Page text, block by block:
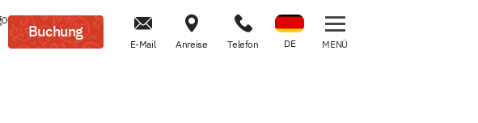
Buchung 
E-Mail

Anreise

Telefon DE MENÜ